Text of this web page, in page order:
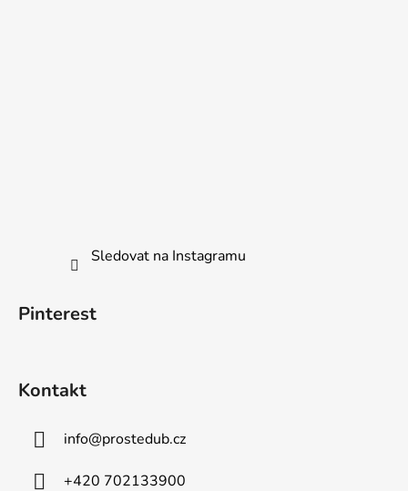
Sledovat na Instagramu
Pinterest
Kontakt
info@prostedub.cz
+420 702133900